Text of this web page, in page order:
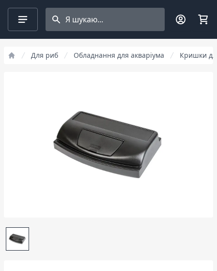
Search projects
Для риб Обладнання для акваріума Кришки